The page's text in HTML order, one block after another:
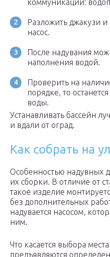
коммуникаций:
Разложить джакузи
насос.
После надувания
наполнения водой.
Проверить на
порядке, то
воды.
Устанавливать бассейн
и вдали от оград.
Как собрать на
Особенностью надувных
их сборки. В отличие от
такое изделие
без дополнительных
надувается насосом,
ним.
Что касается выбора
предъявляются